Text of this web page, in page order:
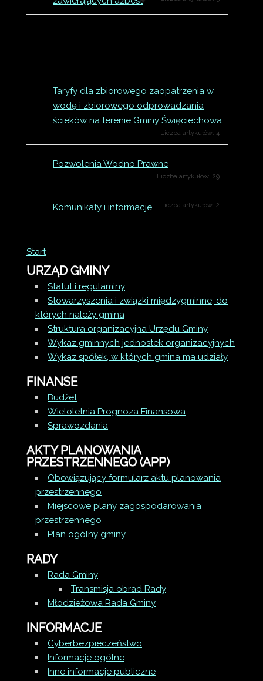
Taryfy dla zbiorowego zaopatrzenia w
wodę i zbiorowego odprowadzania
ścieków na terenie Gminy Święciechowa
Liczba artykułów: 4
Pozwolenia Wodno Prawne
Liczba artykułów: 29
Komunikaty i informacje Liczba artykułów: 2
Start
URZĄD GMINY
Statut i regulaminy
Stowarzyszenia i związki międzygminne, do
których należy gmina
Struktura organizacyjna Urzędu Gminy
Wykaz gminnych jednostek organizacyjnych
Wykaz spółek, w których gmina ma udziały
FINANSE
Budżet
Wieloletnia Prognoza Finansowa
Sprawozdania
AKTY PLANOWANIA
PRZESTRZENNEGO (APP)
Obowiązujący formularz aktu planowania
przestrzennego
Miejscowe plany zagospodarowania
przestrzennego
Plan ogólny gminy
RADY
Rada Gminy
Transmisja obrad Rady
Młodzieżowa Rada Gminy
INFORMACJE
Cyberbezpieczeństwo
Informacje ogólne
Inne informacje publiczne